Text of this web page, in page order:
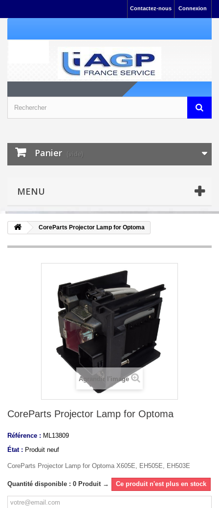
Connexion
Contactez-nous
Panier (vide)
MENU
CoreParts Projector Lamp for Optoma
Agrandir l'image
CoreParts Projector Lamp for Optoma
Référence : ML13809
État : Produit neuf
CoreParts Projector Lamp for Optoma X605E, EH505E, EH503E
Quantité disponible : 0 Produit → Ce produit n'est plus en stock